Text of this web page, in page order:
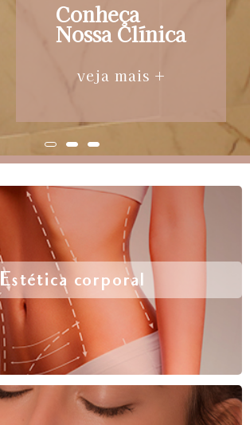
Conheça
Nossa Clínica
veja mais +
Estética corporal